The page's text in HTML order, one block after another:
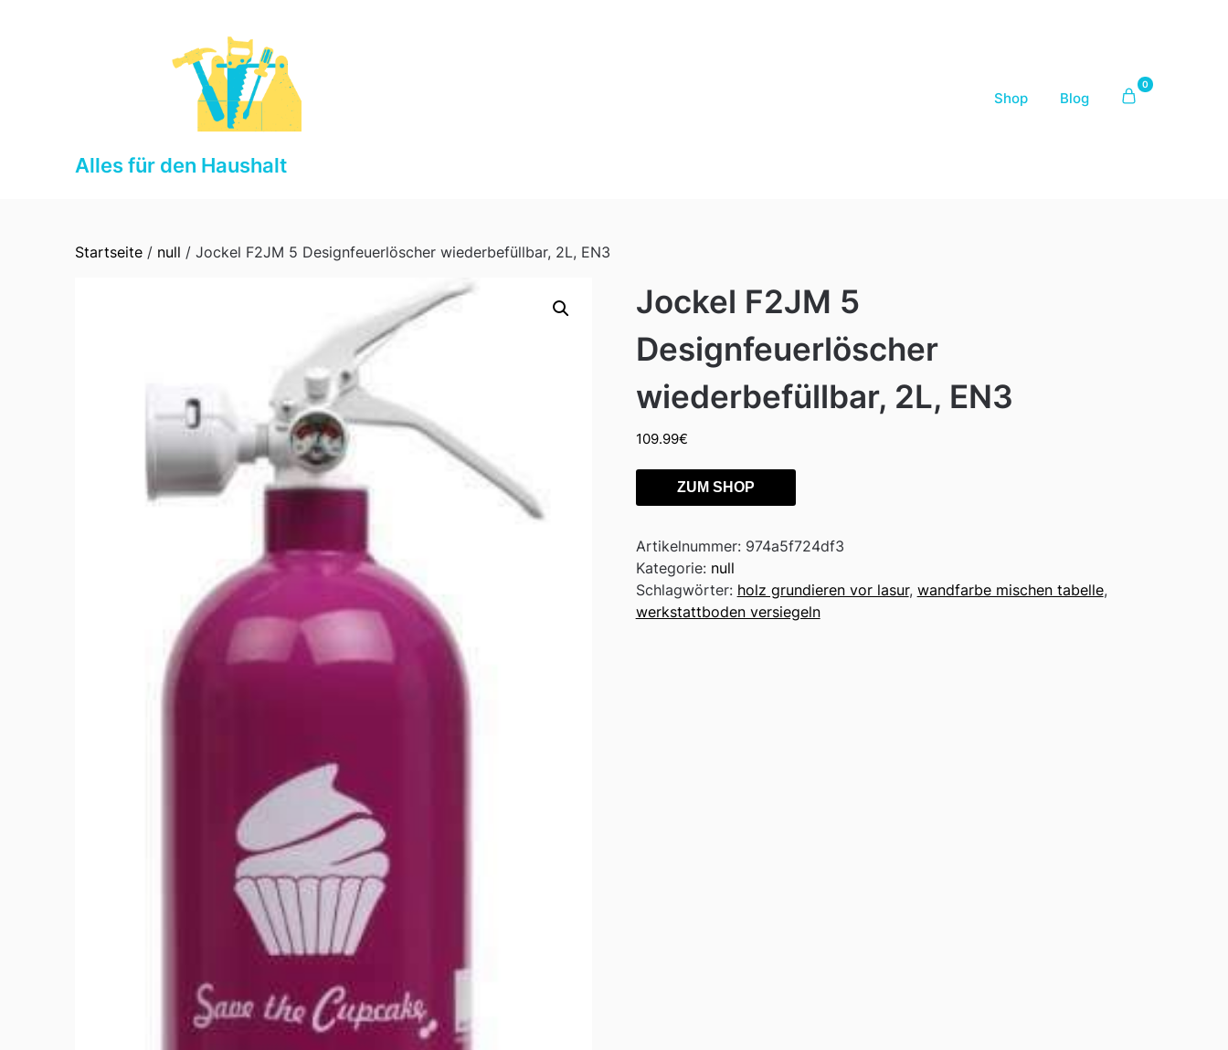
Alles für den Haushalt
Shop Blog
0
Startseite / null / Jockel F2JM 5 Designfeuerlöscher wiederbefüllbar, 2L, EN3
Jockel F2JM 5
Designfeuerlöscher
wiederbefüllbar, 2L, EN3
109.99€
ZUM SHOP
Artikelnummer: 974a5f724df3
Kategorie: null
Schlagwörter: holz grundieren vor lasur, wandfarbe mischen tabelle,
werkstattboden versiegeln